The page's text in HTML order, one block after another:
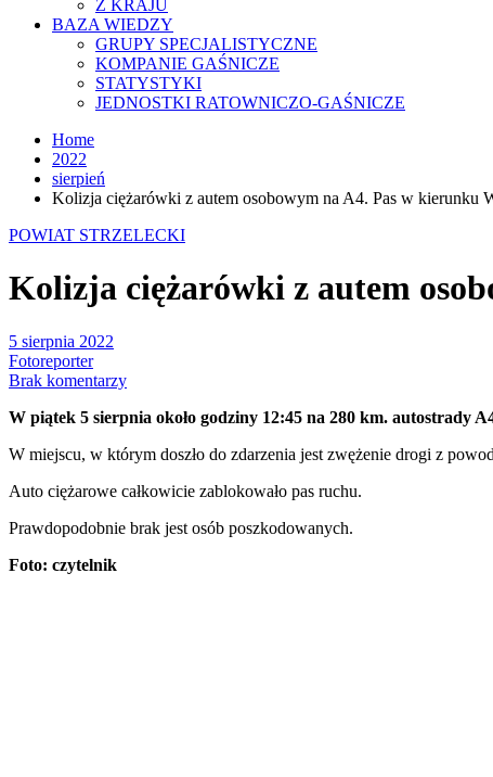
Z KRAJU
BAZA WIEDZY
GRUPY SPECJALISTYCZNE
KOMPANIE GAŚNICZE
STATYSTYKI
JEDNOSTKI RATOWNICZO-GAŚNICZE
Home
2022
sierpień
Kolizja ciężarówki z autem osobowym na A4. Pas w kierunku
POWIAT STRZELECKI
Kolizja ciężarówki z autem
5 sierpnia 2022
Fotoreporter
Brak komentarzy
W piątek 5 sierpnia około godziny 12:45 na 280 km. autostrady
W miejscu, w którym doszło do zdarzenia jest zwężenie drogi z
Auto ciężarowe całkowicie zablokowało pas ruchu.
Prawdopodobnie brak jest osób poszkodowanych.
Foto: czytelnik